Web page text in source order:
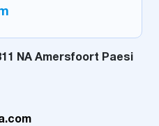
NA Amersfoort Paesi